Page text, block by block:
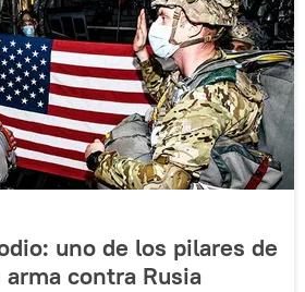
uno de los pilares de
contra Rusia